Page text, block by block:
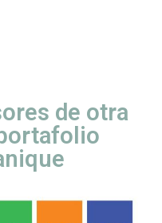
de otra